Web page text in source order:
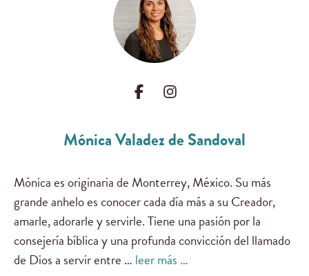
Mónica Valadez de Sandoval
Mónica es originaria de Monterrey, México. Su más
grande anhelo es conocer cada día más a su Creador,
amarle, adorarle y servirle. Tiene una pasión por la
consejería bíblica y una profunda convicción del llamado
de Dios a servir entre … leer más …